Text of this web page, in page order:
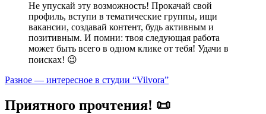
Не упускай эту возможность! Прокачай свой
профиль, вступи в тематические группы, ищи
вакансии, создавай контент, будь активным и
позитивным. И помни: твоя следующая работа
может быть всего в одном клике от тебя! Удачи в
поисках! 😉
Разное — интересное в студии “Vilvora”
Приятного прочтения! 📜